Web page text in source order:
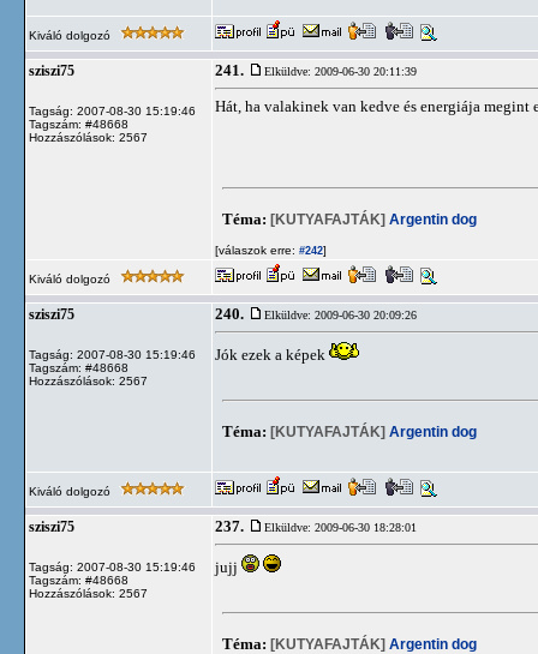
Kiváló dolgozó
sziszi75
Tagság: 2007-08-30 15:19:46
Tagszám: #48668
Hozzászólások: 2567
241. Elküldve: 2009-06-30 20:11:39
Hát, ha valakinek van kedve és energiája
Téma: [KUTYAFAJTÁK] Argentin dog
[válaszok erre: #242]
Kiváló dolgozó
sziszi75
Tagság: 2007-08-30 15:19:46
Tagszám: #48668
Hozzászólások: 2567
240. Elküldve: 2009-06-30 20:09:26
Jók ezek a képek
Téma: [KUTYAFAJTÁK] Argentin dog
Kiváló dolgozó
sziszi75
Tagság: 2007-08-30 15:19:46
Tagszám: #48668
Hozzászólások: 2567
237. Elküldve: 2009-06-30 18:28:01
jujj
Téma: [KUTYAFAJTÁK] Argentin dog